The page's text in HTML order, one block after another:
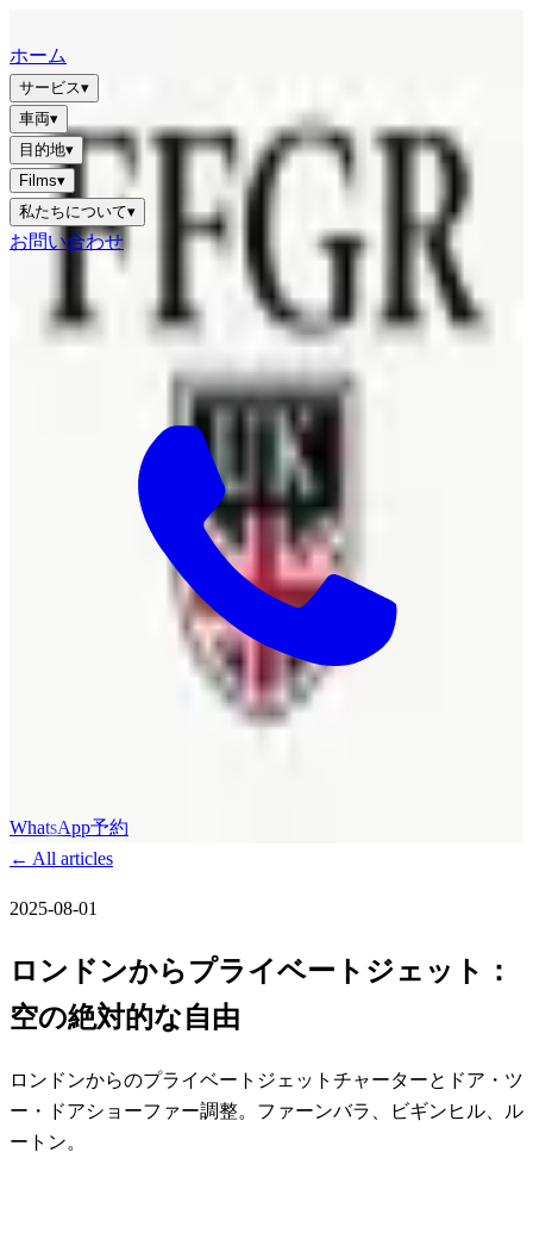
ホーム
サービス▾
車両▾
目的地▾
Films▾
私たちについて▾
お問い合わせ
WhatsApp予約
← All articles
2025-08-01
ロンドンからプライベートジェット：
空の絶対的な自由
ロンドンからのプライベートジェットチャーターとドア・ツ
ー・ドアショーファー調整。ファーンバラ、ビギンヒル、ル
ートン。